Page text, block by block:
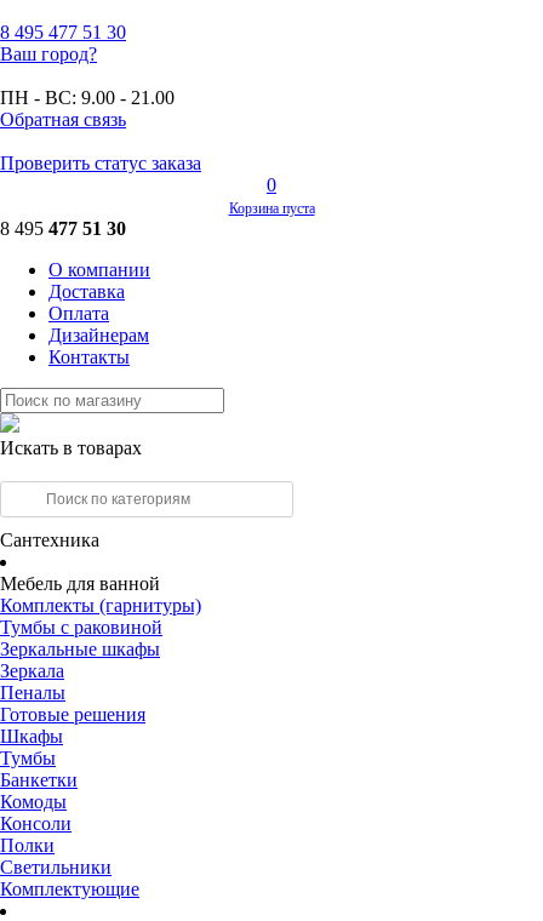
8 495 477 51 30
Ваш город?
ПН - ВС: 9.00 - 21.00
Обратная связь
Проверить статус заказа
0
Корзина пуста
8 495 477 51 30
О компании
Доставка
Оплата
Дизайнерам
Контакты
Искать в товарах
Сантехника
Мебель для ванной
Комплекты (гарнитуры)
Тумбы с раковиной
Зеркальные шкафы
Зеркала
Пеналы
Готовые решения
Шкафы
Тумбы
Банкетки
Комоды
Консоли
Полки
Светильники
Комплектующие